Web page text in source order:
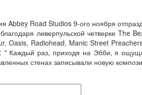
Abbey Road Studios 9-ого ноября
ливерпульской четверке The
Oasis, Radiohead, Manic Street
" Каждый раз, приходя на Эбби, я
стенах записывали новую